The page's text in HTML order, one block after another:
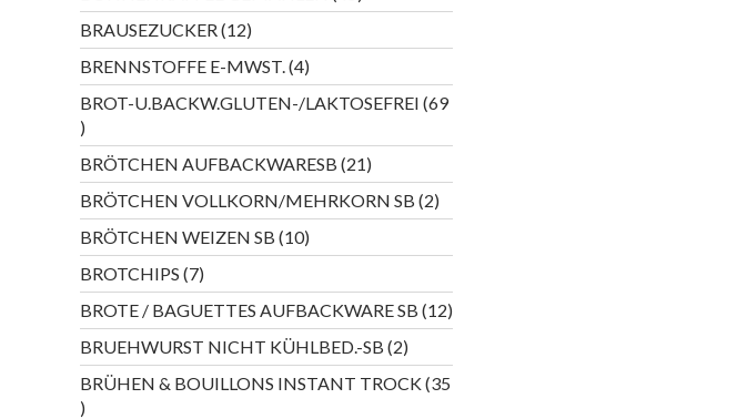
Produkte
BRAUSEZUCKER 1212
Produkte
BRENNSTOFFE E-MWST. 44
Produkte
BROT-U.BACKW.GLUTEN-/LAKTOSEFREI 69
69
Produkte
BRÖTCHEN AUFBACKWARESB 2121
Produkte
BRÖTCHEN VOLLKORN/MEHRKORN SB 22
Produkte
BRÖTCHEN WEIZEN SB 1010
Produkte
BROTCHIPS 77
Produkte
BROTE / BAGUETTES AUFBACKWARE SB 1212
Produkte
BRUEHWURST NICHT KÜHLBED.-SB 22
Produkte
BRÜHEN & BOUILLONS INSTANT TROCK 35
35